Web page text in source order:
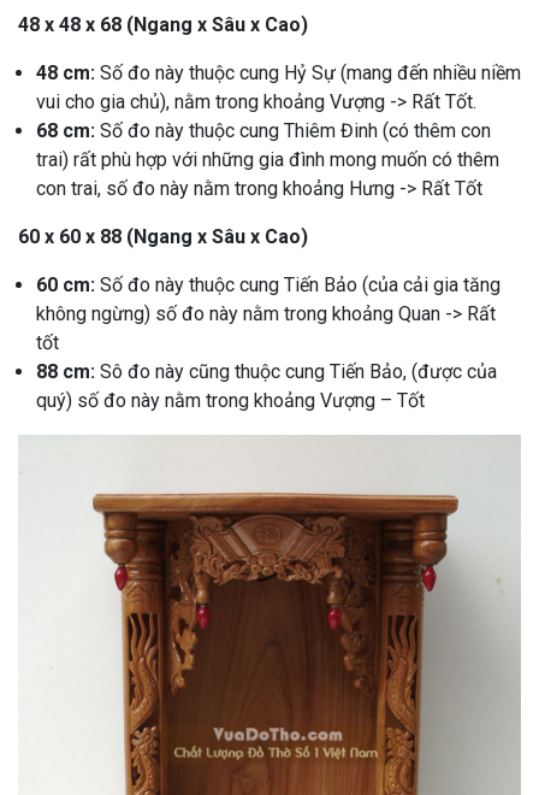
48 x 48 x 68 (Ngang x Sâu x Cao)
48 cm: Số đo này thuộc cung Hỷ Sự (mang đến nhiều niềm
vui cho gia chủ), nằm trong khoảng Vượng -> Rất Tốt.
68 cm: Số đo này thuộc cung Thiêm Đinh (có thêm con
trai) rất phù hợp với những gia đình mong muốn có thêm
con trai, số đo này nằm trong khoảng Hưng -> Rất Tốt
60 x 60 x 88 (Ngang x Sâu x Cao)
60 cm: Số đo này thuộc cung Tiến Bảo (của cải gia tăng
không ngừng) số đo này nằm trong khoảng Quan -> Rất
tốt
88 cm: Sô đo này cũng thuộc cung Tiến Bảo, (được của
quý) số đo này nằm trong khoảng Vượng – Tốt